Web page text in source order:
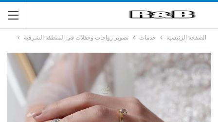
الصفحة الرئيسية خدمات تصوير زواجات وحفلات في المنطقة الشرقية